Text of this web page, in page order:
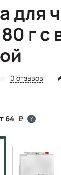
для
г
0 отзывов
64 ?